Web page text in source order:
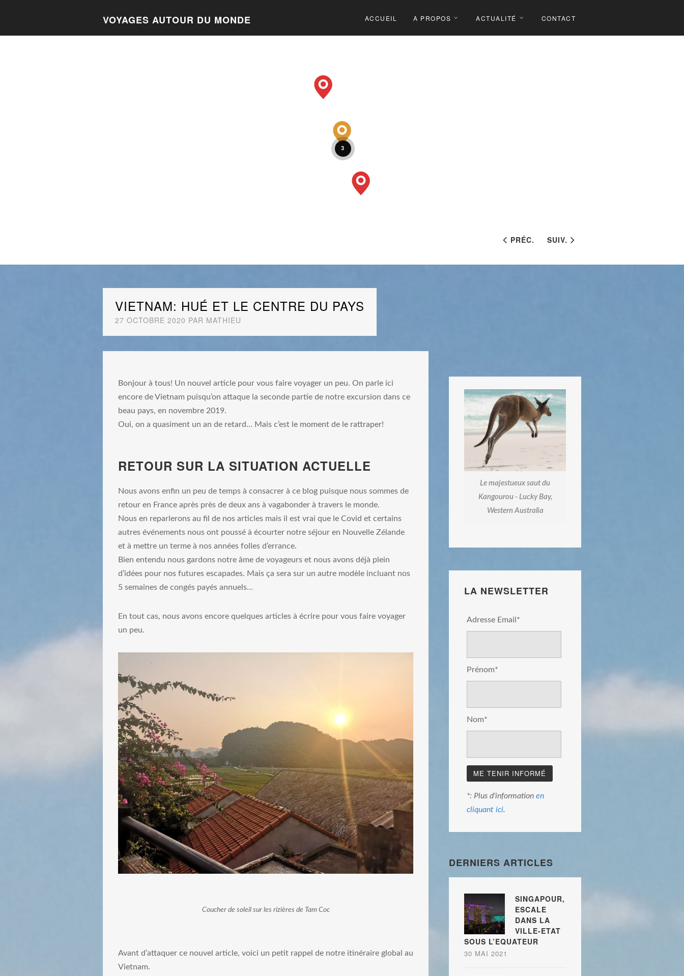
VOYAGES AUTOUR DU MONDE ACCUEIL A PROPOS ACTUALITÉ CONTACT
3
PRÉC. SUIV.
VIETNAM: HUÉ ET LE CENTRE DU PAYS
27 OCTOBRE 2020 PAR MATHIEU
Bonjour à tous! Un nouvel article pour vous faire voyager un peu. On parle ici
encore de Vietnam puisqu’on attaque la seconde partie de notre excursion dans ce
beau pays, en novembre 2019.
Oui, on a quasiment un an de retard… Mais c’est le moment de le rattraper!
RETOUR SUR LA SITUATION ACTUELLE
Nous avons enfin un peu de temps à consacrer à ce blog puisque nous sommes de
retour en France après près de deux ans à vagabonder à travers le monde.
Nous en reparlerons au fil de nos articles mais il est vrai que le Covid et certains
autres événements nous ont poussé à écourter notre séjour en Nouvelle Zélande
et à mettre un terme à nos années folles d’errance.
Bien entendu nous gardons notre âme de voyageurs et nous avons déjà plein
d’idées pour nos futures escapades. Mais ça sera sur un autre modèle incluant nos
5 semaines de congés payés annuels…
En tout cas, nous avons encore quelques articles à écrire pour vous faire voyager
un peu.
Coucher de soleil sur les rizières de Tam Coc
Avant d’attaquer ce nouvel article, voici un petit rappel de notre itinéraire global au
Vietnam.
Le majestueux saut du
Kangourou - Lucky Bay,
Western Australia
LA NEWSLETTER
Adresse Email*
Prénom*
Nom*
*: Plus d'information en
cliquant ici.
DERNIERS ARTICLES
SINGAPOUR,
ESCALE
DANS LA
VILLE-ETAT
SOUS L’EQUATEUR
30 MAI 2021